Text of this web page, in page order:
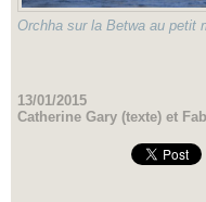
Orchha sur la Betwa au petit
13/01/2015
Catherine Gary (texte) et